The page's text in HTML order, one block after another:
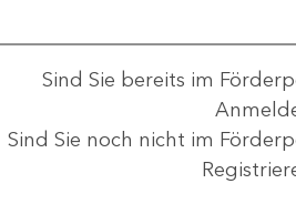
Sind Sie bereits im
Sind Sie noch nicht im